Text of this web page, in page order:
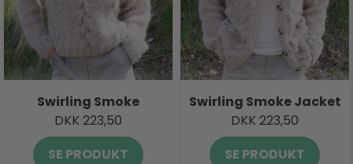
Swirling Smoke
DKK 223,50
SE PRODUKT
Swirling Smoke Jacket
DKK 223,50
SE PRODUKT